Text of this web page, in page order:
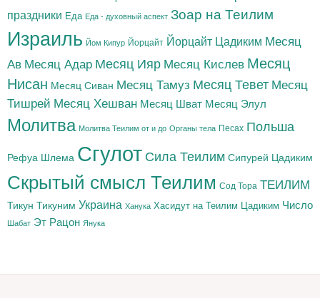
праздники Еда Еда - духовный аспект Зоар на Теилим
Израиль Йом Кипур Йорцайт Йорцайт Цадиким Месяц
Ав Месяц Адар Месяц Ияр Месяц Кислев Месяц
Нисан Месяц Сиван Месяц Тамуз Месяц Тевет Месяц
Тишрей Месяц Хешван Месяц Шват Месяц Элул
Молитва Молитва Теилим от и до Органы тела Песах Польша
Рефуа Шлема Сгулот Сила Теилим Сипурей Цадиким
Скрытый смысл Теилим Сод Тора ТЕИЛИМ
Тикун Тикуним Украина Ханука Хасидут на Теилим Цадиким Число
Шабат Эт Рацон Янука